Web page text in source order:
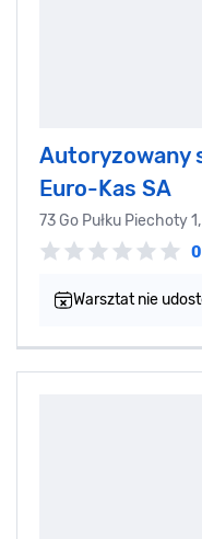
Autoryzowany
Euro-Kas SA
73 Go Pułku Piechoty 1,
0
Warsztat nie